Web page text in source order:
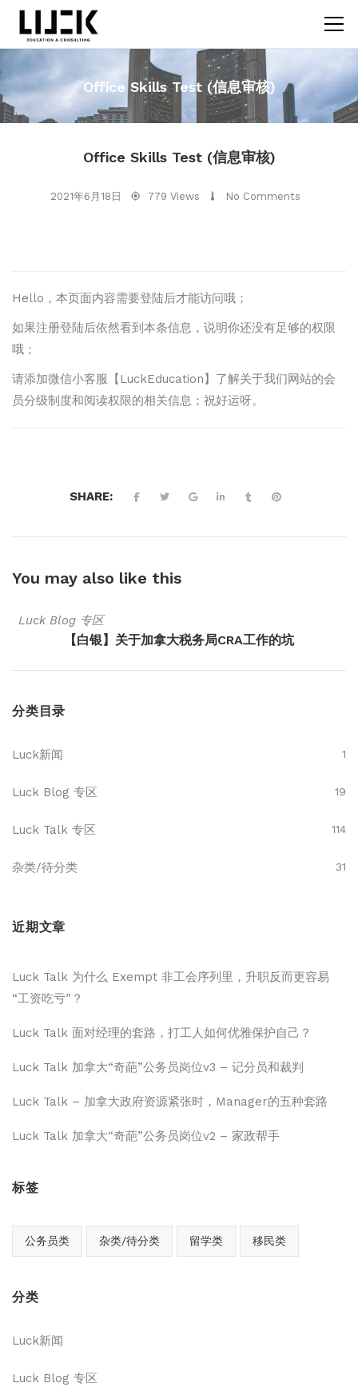
Office Skills Test (信息审核)
Office Skills Test (信息审核)
2021年6月18日 779 Views No Comments
Hello，本页面内容需要登陆后才能访问哦；
如果注册登陆后依然看到本条信息，说明你还没有足够的权限
哦；
请添加微信小客服【LuckEducation】了解关于我们网站的会
员分级制度和阅读权限的相关信息；祝好运呀。
SHARE:
You may also like this
Luck Blog 专区
【白银】关于加拿大税务局CRA工作的坑
分类目录
Luck新闻 1
Luck Blog 专区 19
Luck Talk 专区 114
杂类/待分类 31
近期文章
Luck Talk 为什么 Exempt 非工会序列里，升职反而更容易
“工资吃亏”？
Luck Talk 面对经理的套路，打工人如何优雅保护自己？
Luck Talk 加拿大“奇葩”公务员岗位v3 – 记分员和裁判
Luck Talk – 加拿大政府资源紧张时，Manager的五种套路
Luck Talk 加拿大“奇葩”公务员岗位v2 – 家政帮手
标签
公务员类 杂类/待分类 留学类 移民类
分类
Luck新闻
Luck Blog 专区